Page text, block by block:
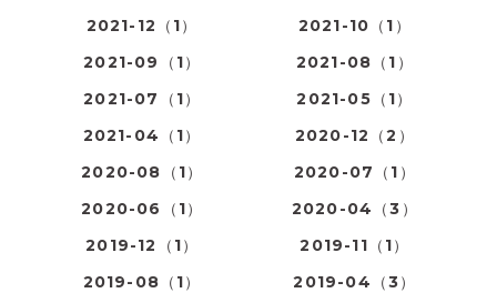
2021-12（1）
2021-10（1）
2021-09（1）
2021-08（1）
2021-07（1）
2021-05（1）
2021-04（1）
2020-12（2）
2020-08（1）
2020-07（1）
2020-06（1）
2020-04（3）
2019-12（1）
2019-11（1）
2019-08（1）
2019-04（3）